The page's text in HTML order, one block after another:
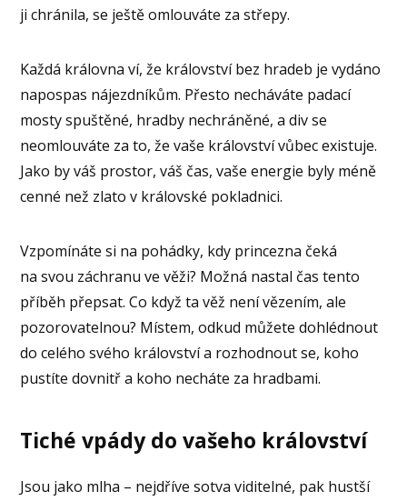
ji chránila, se ještě omlouváte za střepy.
Každá královna ví, že království bez hradeb je vydáno
napospas nájezdníkům. Přesto necháváte padací
mosty spuštěné, hradby nechráněné, a div se
neomlouváte za to, že vaše království vůbec existuje.
Jako by váš prostor, váš čas, vaše energie byly méně
cenné než zlato v královské pokladnici.
Vzpomínáte si na pohádky, kdy princezna čeká
na svou záchranu ve věži? Možná nastal čas tento
příběh přepsat. Co když ta věž není vězením, ale
pozorovatelnou? Místem, odkud můžete dohlédnout
do celého svého království a rozhodnout se, koho
pustíte dovnitř a koho necháte za hradbami.
Tiché vpády do vašeho království
Jsou jako mlha – nejdříve sotva viditelné, pak hustší